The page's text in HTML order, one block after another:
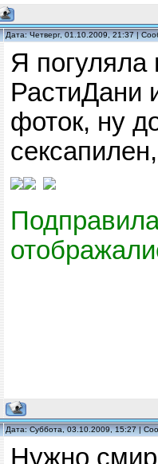
Дата: Четверг, 01.10.2009, 21:37 |
Я погуляла
РастиДани
фоток, ну
Дата: Суббота, 03.10.2009, 15:27 |
Нужно